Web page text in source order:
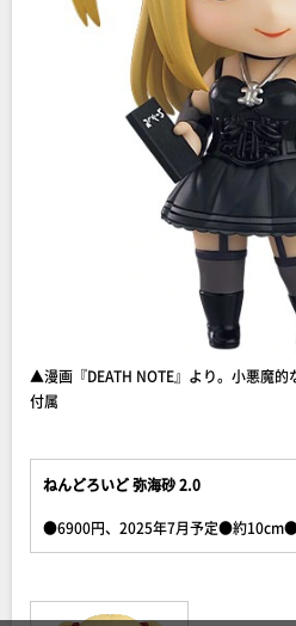
▲漫画『DEATH NOTE』より。小悪魔
付属
ねんどろいど 弥海砂 2.0
●6900円、2025年7月予定●約10cm●